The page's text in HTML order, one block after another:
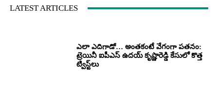
LATEST ARTICLES
ఎలా ఎదిగాడో… అంతకంటే వేగంగా పతనం:
ట్రెయినీ ఐపీఎస్ ఉదయ్ కృష్ణారెడ్డి కేసులో కొత్త
ట్విస్ట్‌లు